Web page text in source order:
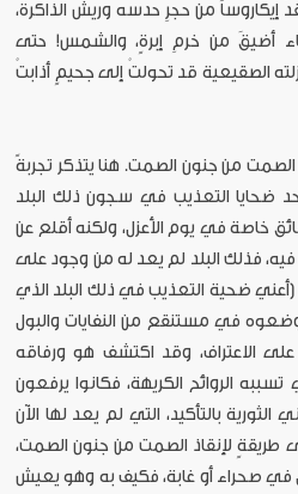
إيكاروساً من حجرِ حدسه وريش الذاكرة،
أضيقَ من خرمِ إبرةٍ، والشمس! حتى
الصقيعية قد تحولتْ إلى جحيمٍ أذابتْ
الصمت من جنون الصمت. هنا يتذكر تجربةً
أحد ضحايا التعذيب في سجون ذلك البلد
خاصة في يوم الأعزل، ولكنه أقلع عن
فيه، فذلك البلد لم يعد له من وجود على
(أعني ضحية التعذيب في ذلك البلد الذي
في مستنقع من النفايات والبول
على الاعتراف، وقد اكتشف هو ورفاقه
الروائح الكريهة، فكانوا يرفعون
الثورية بالتأكيد، التي لم يعد لها الآن
طريقةٍ لإنقاذ الصمت من جنون الصمت،
في صحراء أو غابة، فكيف به وهو يعيش